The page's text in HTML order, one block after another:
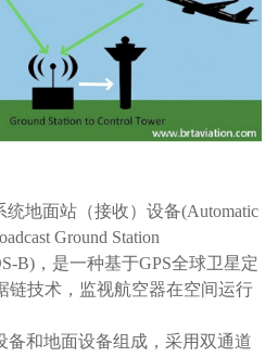
统地面站（接收）设备(Automatic
Ground Station
B) ， 是一种基于GPS全球卫星定
链技术 ，监视航空器在空间运行
备和地面设备组成，采用双通道